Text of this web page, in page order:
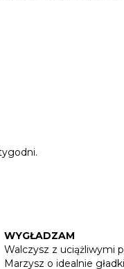
WYGŁADZAM
Walczysz z uciążliwymi
Marzysz o idealnie